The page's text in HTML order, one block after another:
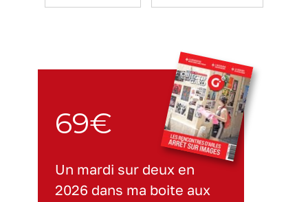
69€
Un mardi sur deux en
2026 dans ma boite aux